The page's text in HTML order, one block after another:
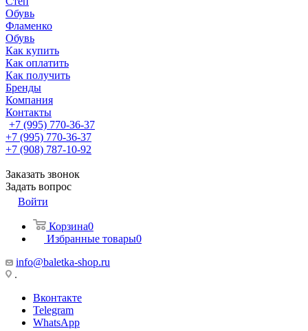
Обувь
Фламенко
Обувь
Как купить
Как оплатить
Как получить
Бренды
Компания
Контакты
+7 (995) 770-36-37
+7 (995) 770-36-37
+7 (908) 787-10-92
Заказать звонок
Задать вопрос
Войти
Корзина0
Избранные товары0
info@baletka-shop.ru
.
Вконтакте
Telegram
WhatsApp